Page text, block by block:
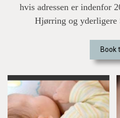
hvis adressen er indenfor
Hjørring og yderligere
Book